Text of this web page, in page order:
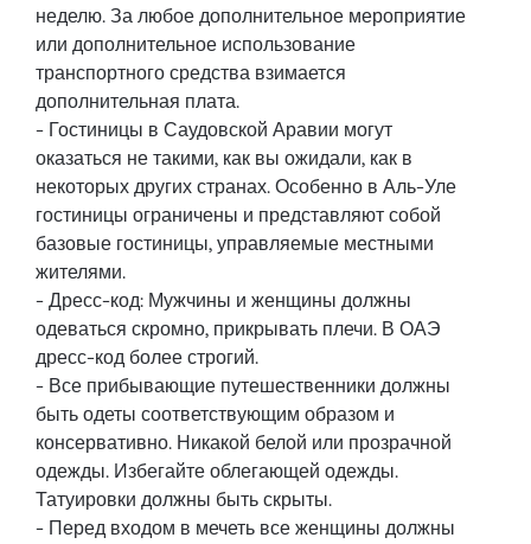
неделю. За любое дополнительное мероприятие
или дополнительное использование
транспортного средства взимается
дополнительная плата.
- Гостиницы в Саудовской Аравии могут
оказаться не такими, как вы ожидали, как в
некоторых других странах. Особенно в Аль-Уле
гостиницы ограничены и представляют собой
базовые гостиницы, управляемые местными
жителями.
- Дресс-код: Мужчины и женщины должны
одеваться скромно, прикрывать плечи. В ОАЭ
дресс-код более строгий.
- Все прибывающие путешественники должны
быть одеты соответствующим образом и
консервативно. Никакой белой или прозрачной
одежды. Избегайте облегающей одежды.
Татуировки должны быть скрыты.
- Перед входом в мечеть все женщины должны